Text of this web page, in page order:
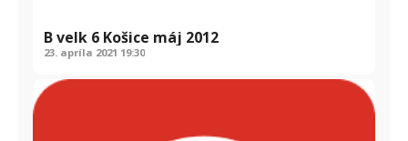
B velk 6 Košice máj 2012
23. apríla 2021 19:30